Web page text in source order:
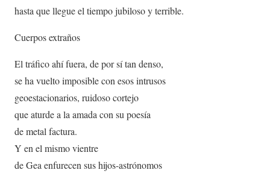
hasta que llegue el tiempo jubiloso y terrible.
Cuerpos extraños
El tráfico ahí fuera, de por sí tan denso,
se ha vuelto imposible con esos intrusos
geoestacionarios, ruidoso cortejo
que aturde a la amada con su poesía
de metal factura.
Y en el mismo vientre
de Gea enfurecen sus hijos-astrónomos